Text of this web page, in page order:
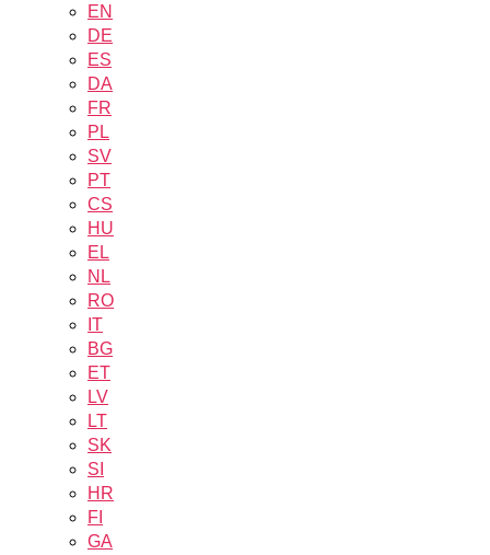
EN
DE
ES
DA
FR
PL
SV
PT
CS
HU
EL
NL
RO
IT
BG
ET
LV
LT
SK
SI
HR
FI
GA